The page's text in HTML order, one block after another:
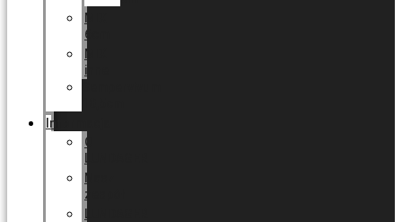
MIX
6cm
MIX
inne
Informacja
O
Nasz
zespół